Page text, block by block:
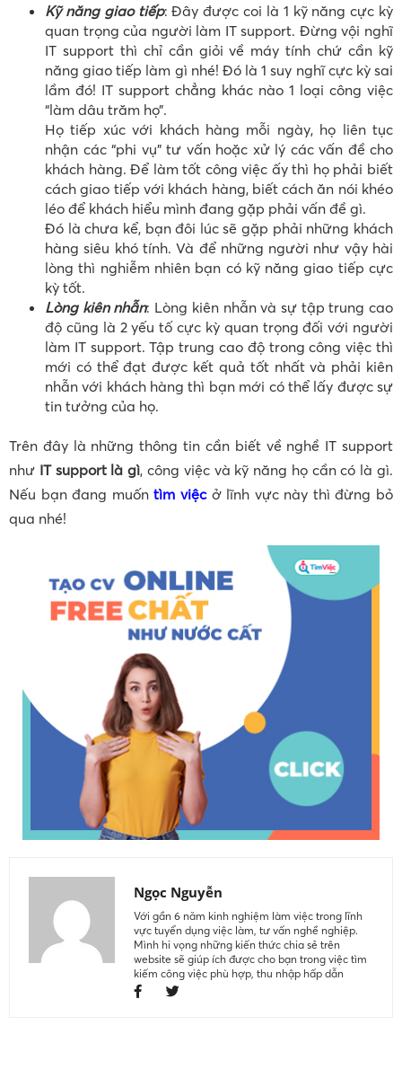
Kỹ năng giao tiếp: Đây được coi là 1 kỹ năng cực kỳ
quan trọng của người làm IT support. Đừng vội nghĩ
IT support thì chỉ cần giỏi về máy tính chứ cần kỹ
năng giao tiếp làm gì nhé! Đó là 1 suy nghĩ cực kỳ sai
lầm đó! IT support chẳng khác nào 1 loại công việc
“làm dâu trăm họ”.
Họ tiếp xúc với khách hàng mỗi ngày, họ liên tục
nhận các “phi vụ” tư vấn hoặc xử lý các vấn đề cho
khách hàng. Để làm tốt công việc ấy thì họ phải biết
cách giao tiếp với khách hàng, biết cách ăn nói khéo
léo để khách hiểu mình đang gặp phải vấn đề gì.
Đó là chưa kể, bạn đôi lúc sẽ gặp phải những khách
hàng siêu khó tính. Và để những người như vậy hài
lòng thì nghiễm nhiên bạn có kỹ năng giao tiếp cực
kỳ tốt.
Lòng kiên nhẫn: Lòng kiên nhẫn và sự tập trung cao
độ cũng là 2 yếu tố cực kỳ quan trọng đối với người
làm IT support. Tập trung cao độ trong công việc thì
mới có thể đạt được kết quả tốt nhất và phải kiên
nhẫn với khách hàng thì bạn mới có thể lấy được sự
tin tưởng của họ.
Trên đây là những thông tin cần biết về nghề IT support
như IT support là gì, công việc và kỹ năng họ cần có là gì.
Nếu bạn đang muốntìm việcở lĩnh vực này thì đừng bỏ
qua nhé!
Ngọc Nguyễn
Với gần 6 năm kinh nghiệm làm việc trong lĩnh
vực tuyển dụng việc làm, tư vấn nghề nghiệp.
Mình hi vọng những kiến thức chia sẻ trên
website sẽ giúp ích được cho bạn trong việc tìm
kiếm công việc phù hợp, thu nhập hấp dẫn